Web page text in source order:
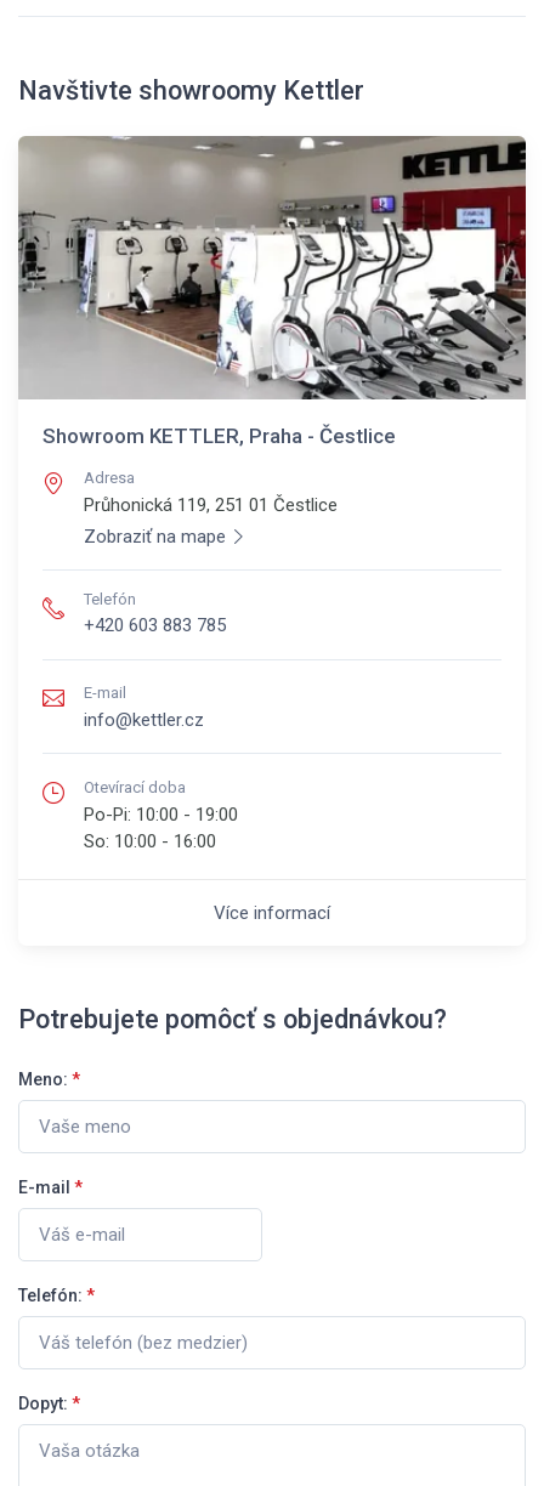
Navštivte showroomy Kettler
Showroom KETTLER, Praha - Čestlice
Adresa
Průhonická 119, 251 01 Čestlice
Zobraziť na mape
Telefón
+420 603 883 785
E-mail
info@kettler.cz
Otevírací doba
Po-Pi: 10:00 - 19:00
So: 10:00 - 16:00
Více informací
Potrebujete pomôcť s objednávkou?
Meno: *
E-mail *
Telefón: *
Dopyt: *